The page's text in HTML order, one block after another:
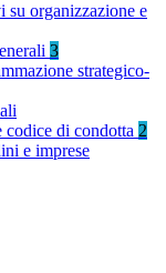
organizzazione e
3
strategico-
codice di condotta 2
e imprese